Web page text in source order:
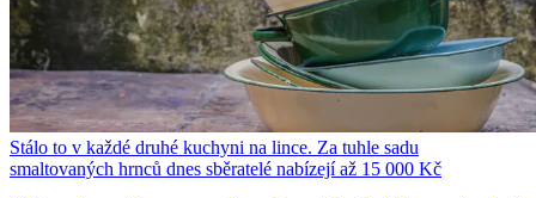
Stálo to v každé druhé kuchyni na lince. Za tuhle sadu
smaltovaných hrnců dnes sběratelé nabízejí až 15 000 Kč